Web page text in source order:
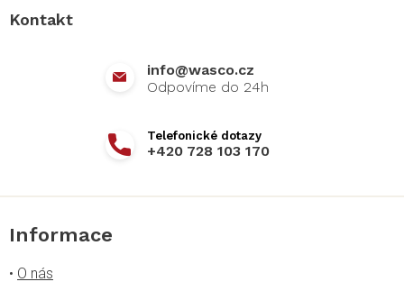
Kontakt
info@wasco.cz
+420 728 103 170
Informace
• O nás